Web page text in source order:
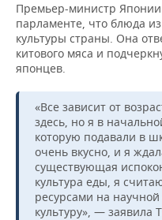
ВУЗЫ ТАТАРСТАНА
КОМУ ПРИНАДЛЕЖАТ
ТОРГОВЫЕ ЦЕНТРЫ
ТАТАРСТАНА
БАНКИ
БЮДЖЕТ
ИНВЕСТИЦИИ
АГРОПРОМ
МАШИНОСТРОЕНИЕ
НЕФТЕХИМИЯ
НЕФТЬ
ОПК
ЭНЕРГЕТИКА
НОВОСТИ
АВТО
НОВОСТИ АВТО
БИЗНЕС
НОВОСТИ БИЗНЕСА
РОЗНИЧНАЯ
ТРАНСПОРТ
УСЛУГИ
ТЕХНОЛОГИИ
НОВОСТИ
МЕДИА
МЕРОПРИЯТИЯ
НОВОСТИ
ВЫЕЗДНАЯ РЕДАКЦИЯ
СПОРТ
НОВОСТИ СПОРТА
ОБЩЕСТВО
Премьер-министр Японии
парламенте, что блюда
культуры страны. Она
китового мяса и
японцев.
«Все зависит от
здесь, но я в
которую подавали в
очень вкусно, и я
существующая
культура еды, я
ресурсами на
культуру», — заявила